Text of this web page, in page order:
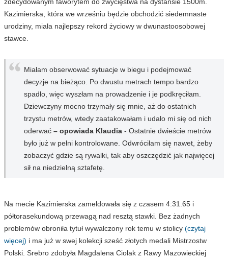
Kazimierska, która we wrześniu będzie obchodzić siedemnaste
urodziny, miała najlepszy rekord życiowy w dwunastoosobowej
stawce.
Miałam obserwować sytuacje w biegu i podejmować
decyzje na bieżąco. Po dwustu metrach tempo bardzo
spadło, więc wyszłam na prowadzenie i je podkręciłam.
Dziewczyny mocno trzymały się mnie, aż do ostatnich
trzystu metrów, wtedy zaatakowałam i udało mi się od nich
oderwać – opowiada Klaudia - Ostatnie dwieście metrów
było już w pełni kontrolowane. Odwróciłam się nawet, żeby
zobaczyć gdzie są rywalki, tak aby oszczędzić jak najwięcej
sił na niedzielną sztafetę.
Na mecie Kazimierska zameldowała się z czasem 4:31.65 i
półtorasekundową przewagą nad resztą stawki. Bez żadnych
problemów obroniła tytuł wywalczony rok temu w stolicy (czytaj
więcej) i ma już w swej kolekcji sześć złotych medali Mistrzostw
Polski. Srebro zdobyła Magdalena Ciołak z Rawy Mazowieckiej